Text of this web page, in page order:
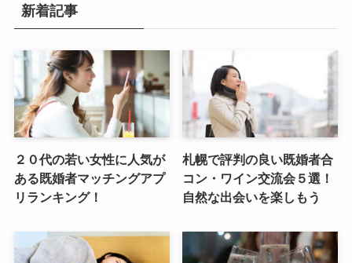
新着記事
２０代の若い女性に人気が
ある既婚者マッチングアプ
リランキング！
札幌で評判の良い既婚者合
コン・ワイン交流会５選！
自然な出会いを楽しもう